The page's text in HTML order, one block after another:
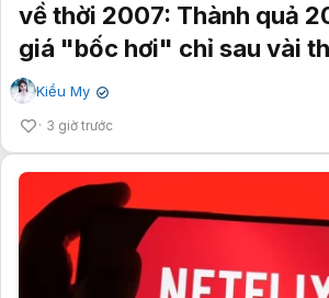
về thời 2007: Thành quả
giá "bốc hơi" chỉ sau vài
Kiều My ✔
3 giờ trước